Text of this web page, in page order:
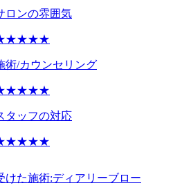
ロンの雰囲気
術/カウンセリング
タッフの対応
けた施術:ディアリーブロー